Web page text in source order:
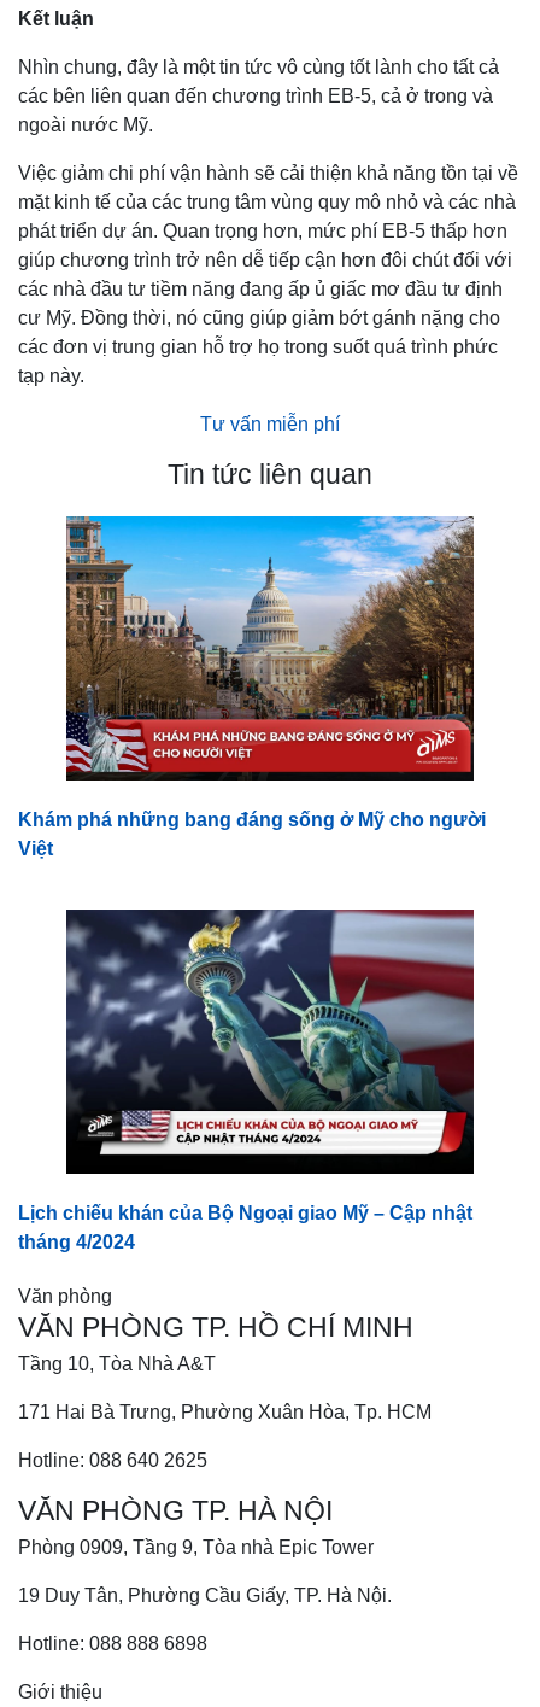
Kết luận
Nhìn chung, đây là một tin tức vô cùng tốt lành cho tất cả
các bên liên quan đến chương trình EB-5, cả ở trong và
ngoài nước Mỹ.
Việc giảm chi phí vận hành sẽ cải thiện khả năng tồn tại về
mặt kinh tế của các trung tâm vùng quy mô nhỏ và các nhà
phát triển dự án. Quan trọng hơn, mức phí EB-5 thấp hơn
giúp chương trình trở nên dễ tiếp cận hơn đôi chút đối với
các nhà đầu tư tiềm năng đang ấp ủ giấc mơ đầu tư định
cư Mỹ. Đồng thời, nó cũng giúp giảm bớt gánh nặng cho
các đơn vị trung gian hỗ trợ họ trong suốt quá trình phức
tạp này.
Tư vấn miễn phí
Tin tức liên quan
Khám phá những bang đáng sống ở Mỹ cho người
Việt
Lịch chiếu khán của Bộ Ngoại giao Mỹ – Cập nhật
tháng 4/2024
Văn phòng
VĂN PHÒNG TP. HỒ CHÍ MINH
Tầng 10, Tòa Nhà A&T
171 Hai Bà Trưng, Phường Xuân Hòa, Tp. HCM
Hotline: 088 640 2625
VĂN PHÒNG TP. HÀ NỘI
Phòng 0909, Tầng 9, Tòa nhà Epic Tower
19 Duy Tân, Phường Cầu Giấy, TP. Hà Nội.
Hotline: 088 888 6898
Giới thiệu